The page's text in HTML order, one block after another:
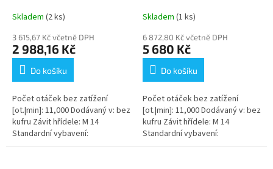
Skladem (2 ks)
3 615,67 Kč včetně DPH
2 988,16 Kč
Do košíku
Počet otáček bez zatížení
[ot.|min]: 11,000 Dodávaný v: bez
kufru Závit hřídele: M 14
Standardní vybavení:
Rychlosnímatelný bezpečnostní
Skladem (1 ks)
6 872,80 Kč včetně DPH
5 680 Kč
Do košíku
Počet otáček bez zatížení
[ot.|min]: 11,000 Dodávaný v: bez
kufru Závit hřídele: M 14
Standardní vybavení:
Rychloupínací ochranný kryt,